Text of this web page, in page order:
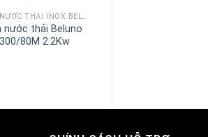
BƠM CHÌM NƯỚC THẢI INOX BELUNO MODEL FC
nước thải Beluno
80M 2.2Kw